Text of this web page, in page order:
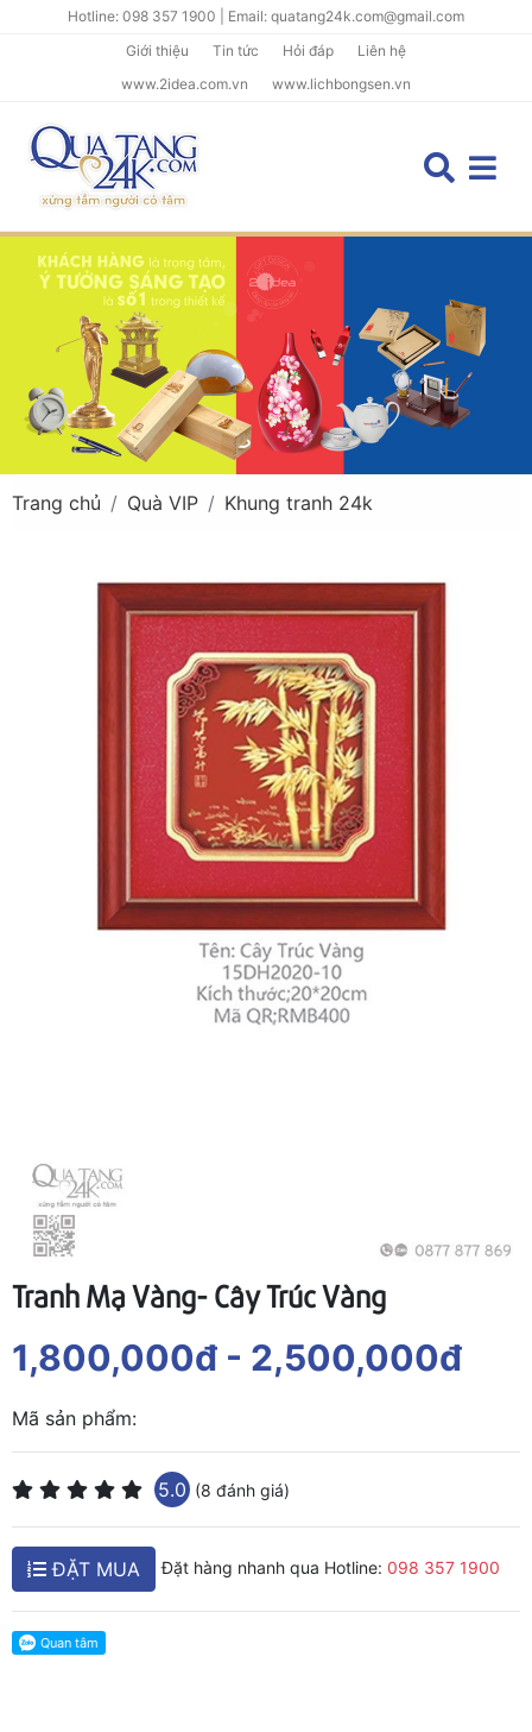
Hotline: 098 357 1900 | Email: quatang24k.com@gmail.com
Giới thiệu
Tin tức Hỏi đáp
Liên hệ
www.2idea.com.vn
www.lichbongsen.vn
Trang chủ Quà VIP Khung tranh 24k
Tranh Mạ Vàng- Cây Trúc Vàng
1,800,000đ - 2,500,000đ
Mã sản phẩm:
5.0 (8 đánh giá)
ĐẶT MUA Đặt hàng nhanh qua Hotline: 098 357 1900